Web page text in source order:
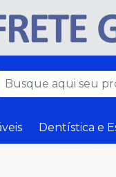
Dentística e